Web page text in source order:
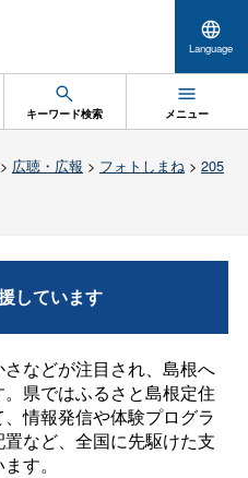
Language
キーワード検索 メニュー
> 広聴・広報 > フォトしまね> 205
しています
などが注目され、島根へ
県ではふるさと島根定住
情報発信や体験プログラ
など、全国に先駆けた支
す。